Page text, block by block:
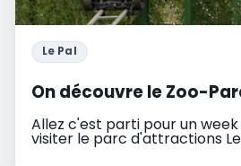
Le Pal
On découvre le Zoo-
Allez c'est parti pour un
visiter le parc d'attractions